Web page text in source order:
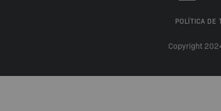
POLÍTICA DE
Copyright